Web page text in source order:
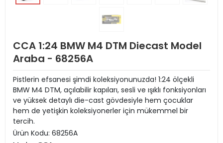
CCA 1:24 BMW M4 DTM Diecast Model
Araba - 68256A
Pistlerin efsanesi şimdi koleksiyonunuzda! 1:24 ölçekli
BMW M4 DTM, açılabilir kapıları, sesli ve ışıklı fonksiyonları
ve yüksek detaylı die-cast gövdesiyle hem çocuklar
hem de yetişkin koleksiyonerler için mükemmel bir
tercih.
Ürün Kodu: 68256A